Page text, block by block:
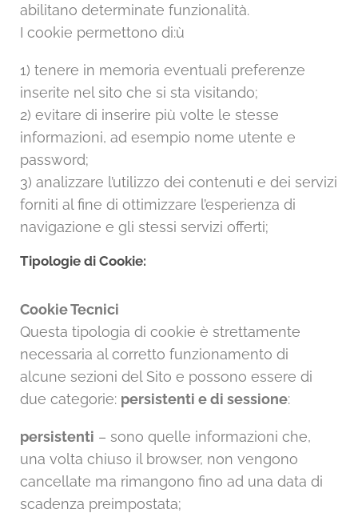
abilitano determinate funzionalità.
I cookie permettono di:ù
1) tenere in memoria eventuali preferenze
inserite nel sito che si sta visitando;
2) evitare di inserire più volte le stesse
informazioni, ad esempio nome utente e
password;
3) analizzare l’utilizzo dei contenuti e dei servizi
forniti al fine di ottimizzare l’esperienza di
navigazione e gli stessi servizi offerti;
Tipologie di Cookie:
Cookie Tecnici
Questa tipologia di cookie è strettamente
necessaria al corretto funzionamento di
alcune sezioni del Sito e possono essere di
due categorie: persistenti e di sessione:
persistenti – sono quelle informazioni che,
una volta chiuso il browser, non vengono
cancellate ma rimangono fino ad una data di
scadenza preimpostata;